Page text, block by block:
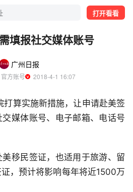
打开看看
填报社交媒体账号
广州日报
官方账号
  2018-4-1 16:07
打算实施新措施，让申请赴美签
媒体账号、电子邮箱、电话号
移民签证，也适用于旅游、留
，预计将影响每年将近1500万